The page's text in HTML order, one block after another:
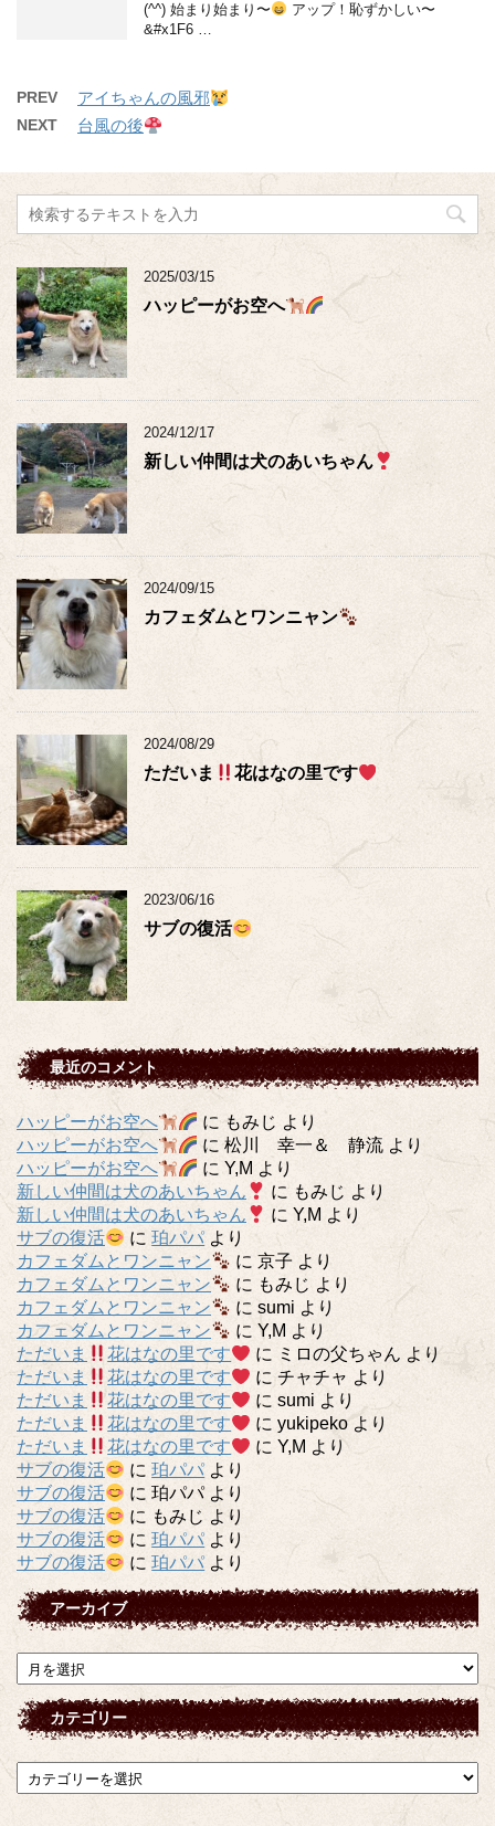
(^^) 始まり始まり〜
アップ！恥ずかしい〜
&#x1F6 …
PREV アイちゃんの風邪
NEXT 台風の後
2025/03/15
ハッピーがお空へ
2024/12/17
新しい仲間は犬のあいちゃん
2024/09/15
カフェダムとワンニャン
2024/08/29
ただいま 花はなの里です
2023/06/16
サブの復活
最近のコメント
ハッピーがお空へ に もみじ より
ハッピーがお空へ
に松川 幸一＆ 静流 より
ハッピーがお空へ
にY,M より
新しい仲間は犬のあいちゃん
に もみじ より
新しい仲間は犬のあいちゃん
にY,M より
サブの復活
に珀パパ より
カフェダムとワンニャン
に京子 より
カフェダムとワンニャン
に もみじ より
カフェダムとワンニャン
にsumi より
カフェダムとワンニャン
にY,M より
ただいま
花はなの里です に ミロの父ちゃん より
ただいま
花はなの里です にチャチャ より
ただいま
花はなの里です にsumi より
ただいま
花はなの里です にyukipeko より
ただいま
花はなの里です にY,M より
サブの復活
に珀パパ より
サブの復活
に珀パパより
サブの復活
に もみじ より
サブの復活
に珀パパ より
サブの復活
に珀パパ より
アーカイブ
ア
ー
カ
イ
カテゴリー
テ